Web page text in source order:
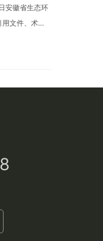
安徽省生态环
文件、术语